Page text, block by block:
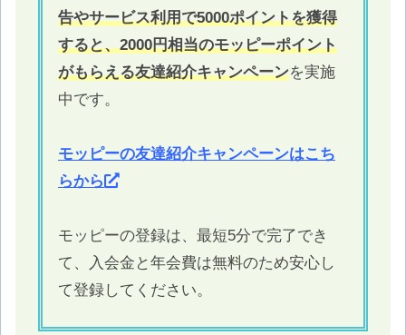
告やサービス利用で5000ポイントを獲得
すると、2000円相当のモッピーポイント
がもらえる友達紹介キャンペーンを実施
中です。
モッピーの友達紹介キャンペーンはこち
らから
モッピーの登録は、最短5分で完了でき
て、入会金と年会費は無料のため安心し
て登録してください。